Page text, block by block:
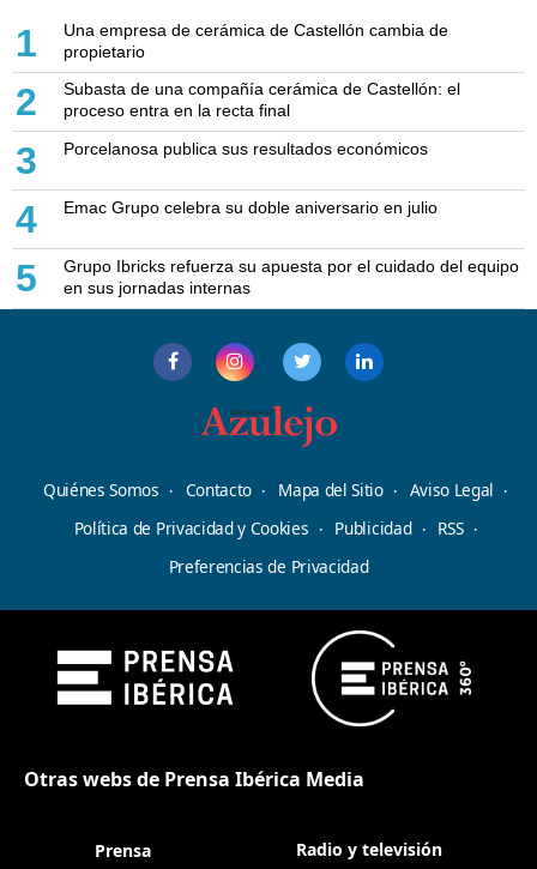
1
Una empresa de cerámica de Castellón cambia de
propietario
2
Subasta de una compañía cerámica de Castellón: el
proceso entra en la recta final
3 Porcelanosa publica sus resultados económicos
4 Emac Grupo celebra su doble aniversario en julio
5
Grupo Ibricks refuerza su apuesta por el cuidado del equipo
en sus jornadas internas
Quiénes Somos Contacto Mapa del Sitio
Aviso Legal
Política de Privacidad y Cookies
Publicidad
RSS
Preferencias de Privacidad
Otras webs de Prensa Ibérica Media
Prensa Radio y televisión